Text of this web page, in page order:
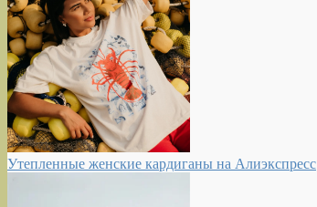
Утепленные женские кардиганы на Алиэкспресс